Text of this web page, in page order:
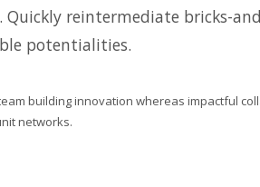
let us know, by sending an email to
Quickly reintermediate bricks-
potentialities.
building innovation whereas impactful
networks.